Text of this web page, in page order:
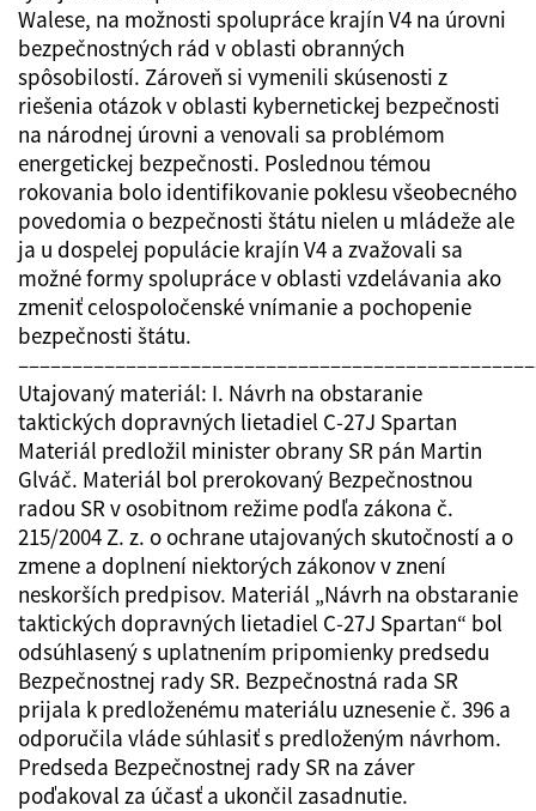
Walese, na možnosti spolupráce krajín V4 na úrovni
bezpečnostných rád v oblasti obranných
spôsobilostí. Zároveň si vymenili skúsenosti z
riešenia otázok v oblasti kybernetickej bezpečnosti
na národnej úrovni a venovali sa problémom
energetickej bezpečnosti. Poslednou témou
rokovania bolo identifikovanie poklesu všeobecného
povedomia o bezpečnosti štátu nielen u mládeže ale
ja u dospelej populácie krajín V4 a zvažovali sa
možné formy spolupráce v oblasti vzdelávania ako
zmeniť celospoločenské vnímanie a pochopenie
bezpečnosti štátu.
Utajovaný materiál: I. Návrh na obstaranie
taktických dopravných lietadiel C-27J Spartan
Materiál predložil minister obrany SR pán Martin
Glváč. Materiál bol prerokovaný Bezpečnostnou
radou SR v osobitnom režime podľa zákona č.
215/2004 Z. z. o ochrane utajovaných skutočností a o
zmene a doplnení niektorých zákonov v znení
neskorších predpisov. Materiál „Návrh na obstaranie
taktických dopravných lietadiel C-27J Spartan“ bol
odsúhlasený s uplatnením pripomienky predsedu
Bezpečnostnej rady SR. Bezpečnostná rada SR
prijala k predloženému materiálu uznesenie č. 396 a
odporučila vláde súhlasiť s predloženým návrhom.
Predseda Bezpečnostnej rady SR na záver
poďakoval za účasť a ukončil zasadnutie.